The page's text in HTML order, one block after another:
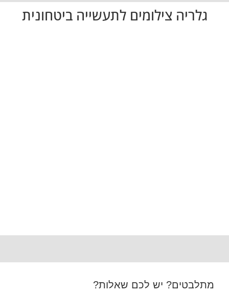
גלריה צילומים לתעשייה ביטחונית
מתלבטים? יש לכם שאלות?